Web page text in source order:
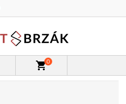
shopping_cart0